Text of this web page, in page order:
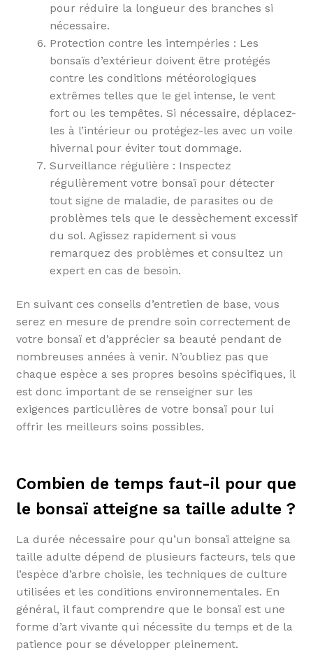
pour réduire la longueur des branches si
nécessaire.
Protection contre les intempéries : Les
bonsaïs d’extérieur doivent être protégés
contre les conditions météorologiques
extrêmes telles que le gel intense, le vent
fort ou les tempêtes. Si nécessaire, déplacez-
les à l’intérieur ou protégez-les avec un voile
hivernal pour éviter tout dommage.
Surveillance régulière : Inspectez
régulièrement votre bonsaï pour détecter
tout signe de maladie, de parasites ou de
problèmes tels que le dessèchement excessif
du sol. Agissez rapidement si vous
remarquez des problèmes et consultez un
expert en cas de besoin.
En suivant ces conseils d’entretien de base, vous
serez en mesure de prendre soin correctement de
votre bonsaï et d’apprécier sa beauté pendant de
nombreuses années à venir. N’oubliez pas que
chaque espèce a ses propres besoins spécifiques, il
est donc important de se renseigner sur les
exigences particulières de votre bonsaï pour lui
offrir les meilleurs soins possibles.
Combien de temps faut-il pour que
le bonsaï atteigne sa taille adulte ?
La durée nécessaire pour qu’un bonsaï atteigne sa
taille adulte dépend de plusieurs facteurs, tels que
l’espèce d’arbre choisie, les techniques de culture
utilisées et les conditions environnementales. En
général, il faut comprendre que le bonsaï est une
forme d’art vivante qui nécessite du temps et de la
patience pour se développer pleinement.